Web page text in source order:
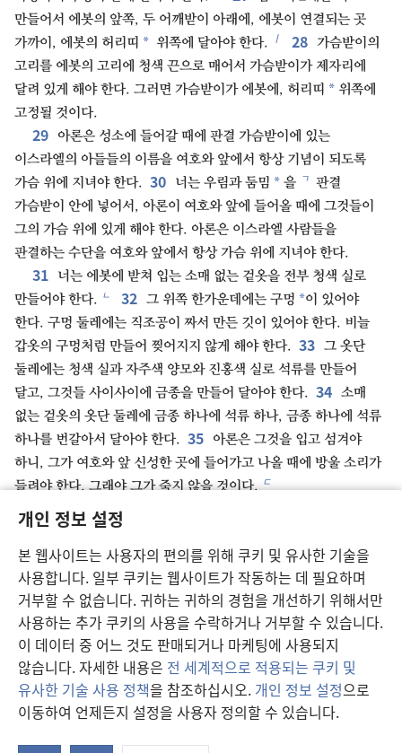
개인 정보 설정
본 웹사이트는 사용자의 편의를 위해 쿠키 및 유사한 기술을
사용합니다. 일부 쿠키는 웹사이트가 작동하는 데 필요하며
거부할 수 없습니다. 귀하는 귀하의 경험을 개선하기 위해서만
사용하는 추가 쿠키의 사용을 수락하거나 거부할 수 있습니다.
이 데이터 중 어느 것도 판매되거나 마케팅에 사용되지
않습니다. 자세한 내용은 전 세계적으로 적용되는 쿠키 및
유사한 기술 사용 정책을 참조하십시오. 개인 정보 설정으로
이동하여 언제든지 설정을 사용자 정의할 수 있습니다.
만들어서 에봇의 앞쪽, 두 어깨받이 아래에, 에봇이 연결되는 곳
가까이, 에봇의 허리띠 * 위쪽에 달아야 한다. ㅣ 28 가슴받이의
고리를 에봇의 고리에 청색 끈으로 매어서 가슴받이가 제자리에
달려 있게 해야 한다. 그러면 가슴받이가 에봇에, 허리띠 * 위쪽에
고정될 것이다.
29
아론은 성소에 들어갈 때에 판결 가슴받이에 있는
이스라엘의 아들들의 이름을 여호와 앞에서 항상 기념이 되도록
가슴 위에 지녀야 한다. 30 너는 우림과 둠밈 * 을 ㄱ 판결
가슴받이 안에 넣어서, 아론이 여호와 앞에 들어올 때에 그것들이
그의 가슴 위에 있게 해야 한다. 아론은 이스라엘 사람들을
판결하는 수단을 여호와 앞에서 항상 가슴 위에 지녀야 한다.
31
너는 에봇에 받쳐 입는 소매 없는 겉옷을 전부 청색 실로
만들어야 한다. ㄴ 32 그 위쪽 한가운데에는 구멍 *이 있어야
한다. 구멍 둘레에는 직조공이 짜서 만든 깃이 있어야 한다. 비늘
갑옷의 구멍처럼 만들어 찢어지지 않게 해야 한다. 33 그 옷단
둘레에는 청색 실과 자주색 양모와 진홍색 실로 석류를 만들어
달고, 그것들 사이사이에 금종을 만들어 달아야 한다. 34 소매
없는 겉옷의 옷단 둘레에 금종 하나에 석류 하나, 금종 하나에 석류
하나를 번갈아서 달아야 한다. 35
아론은 그것을 입고 섬겨야
하니, 그가 여호와 앞 신성한 곳에 들어가고 나올 때에 방울 소리가
들려야 한다. 그래야 그가 죽지 않을 것이다. ㄷ
36 너는 순금으로 빛나는 패를 만들고 그 위에 인장을 새길
때처럼 ‘거룩함은 여호와께 속해 있다’라고 새겨야 한다.
그것을 청색 끈으로 터번에 매어야 한다. ㅁ 그것은 터번의 앞쪽에
있어야 한다. 38 그것을 아론의 이마에 두어야 하며, 이스라엘
사람들이 거룩한 예물로 성별하여 바치는 거룩한 것들에 대해
누군가 잘못을 범할 경우 아론이 책임을 져야 한다. ㅂ 그것이 항상
그의 이마에 있어야 한다. 그래야 그들이 여호와 앞에서 승인을
얻을 것이다.
39 너는 고운 아마실로 체크무늬의 긴 옷을 짜고 고운 아마실로
터번을 만들며 장식 띠를 짜서 만들어야 한다. ㅅ
40 또한 너는 아론의 아들들을 위해, 영광과 아름다움을 위해